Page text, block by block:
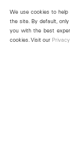
We use cookies to
the site. By default,
you with the best
cookies. Visit our